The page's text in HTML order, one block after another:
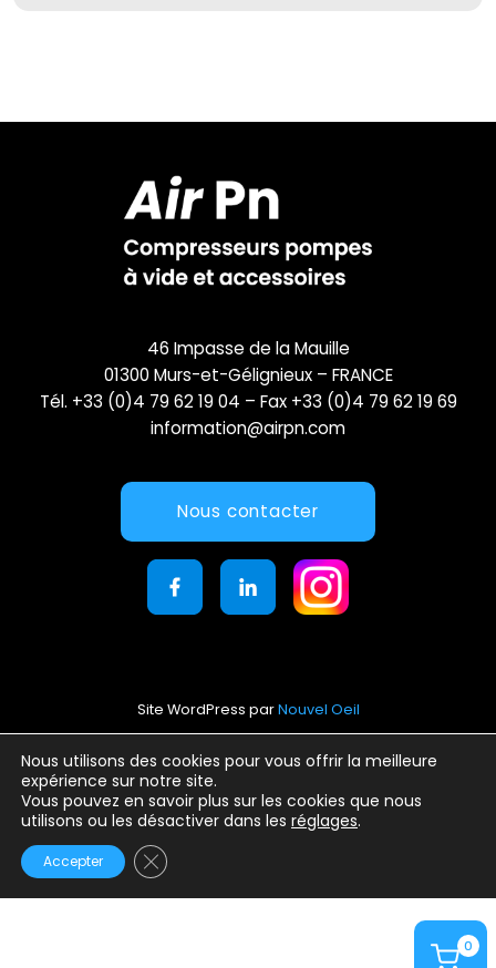
0
Nous utilisons des cookies pour vous offrir la meilleure
expérience sur notre site.
Vous pouvez en savoir plus sur les cookies que nous
utilisons ou les désactiver dans les réglages.
Accepter Fermer la bannière des cookies GDPR
46 Impasse de la Mauille
01300 Murs-et-Gélignieux – FRANCE
Tél. +33 (0)4 79 62 19 04 – Fax +33 (0)4 79 62 19 69
information@airpn.com
Nous contacter
Site WordPress parNouvel Oeil
Mentions légales
Conditions générales d’utilisation
Politique de confidentialité